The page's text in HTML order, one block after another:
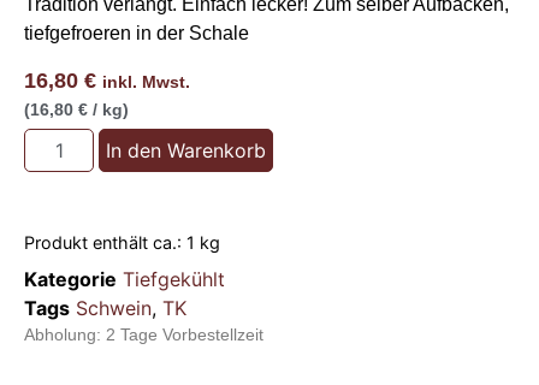
Tradition verlangt. Einfach lecker! Zum selber Aufbacken,
tiefgefroeren in der Schale
16,80 € inkl. Mwst.
(16,80 € / kg)
In den Warenkorb
Produkt enthält ca.: 1 kg
Kategorie Tiefgekühlt
Tags Schwein, TK
Abholung: 2 Tage Vorbestellzeit